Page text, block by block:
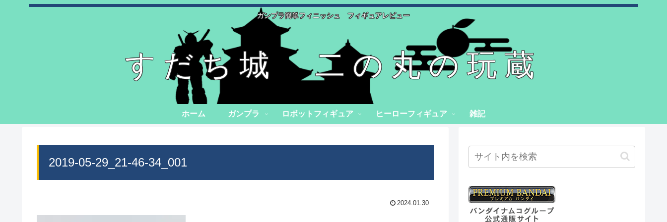
ガンプラ簡単フィニッシュ フィギュアレビュー
すだち城 二の丸の玩蔵
ホーム ガンプラ ロボットフィギュア ヒーローフィギュア 雑記
2019-05-29_21-46-34_001
2024.01.30